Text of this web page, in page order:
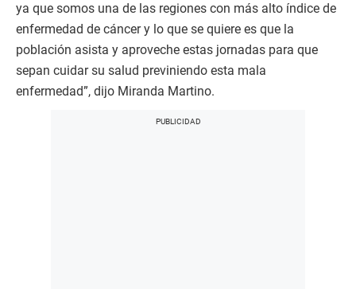
ya que somos una de las regiones con más alto índice de
enfermedad de cáncer y lo que se quiere es que la
población asista y aproveche estas jornadas para que
sepan cuidar su salud previniendo esta mala
enfermedad”, dijo Miranda Martino.